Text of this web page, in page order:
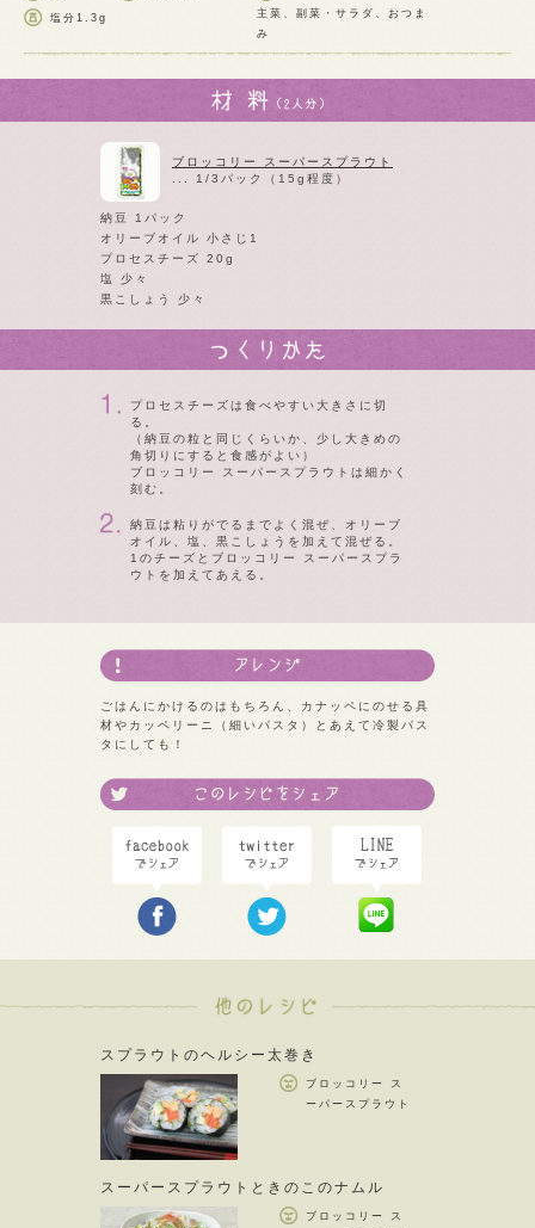
塩分 1.3g
主菜、副菜・サラダ、おつま
み
ブロッコリー スーパースプラウト
... 1/3パック（15g程度）
納豆 1パック
オリーブオイル 小さじ1
プロセスチーズ 20g
塩 少々
黒こしょう 少々
プロセスチーズは食べやすい大きさに切
る。
（納豆の粒と同じくらいか、少し大きめの
角切りにすると食感がよい）
ブロッコリー スーパースプラウトは細かく
刻む。
納豆は粘りがでるまでよく混ぜ、オリーブ
オイル、塩、黒こしょうを加えて混ぜる。
1のチーズとブロッコリー スーパースプラ
ウトを加えてあえる。
ごはんにかけるのはもちろん、カナッペにのせる具
材やカッペリーニ（細いパスタ）とあえて冷製パス
タにしても！
スプラウトのヘルシー太巻き
ブロッコリー ス
ーパースプラウト
スーパースプラウトときのこのナムル
ブロッコリー ス